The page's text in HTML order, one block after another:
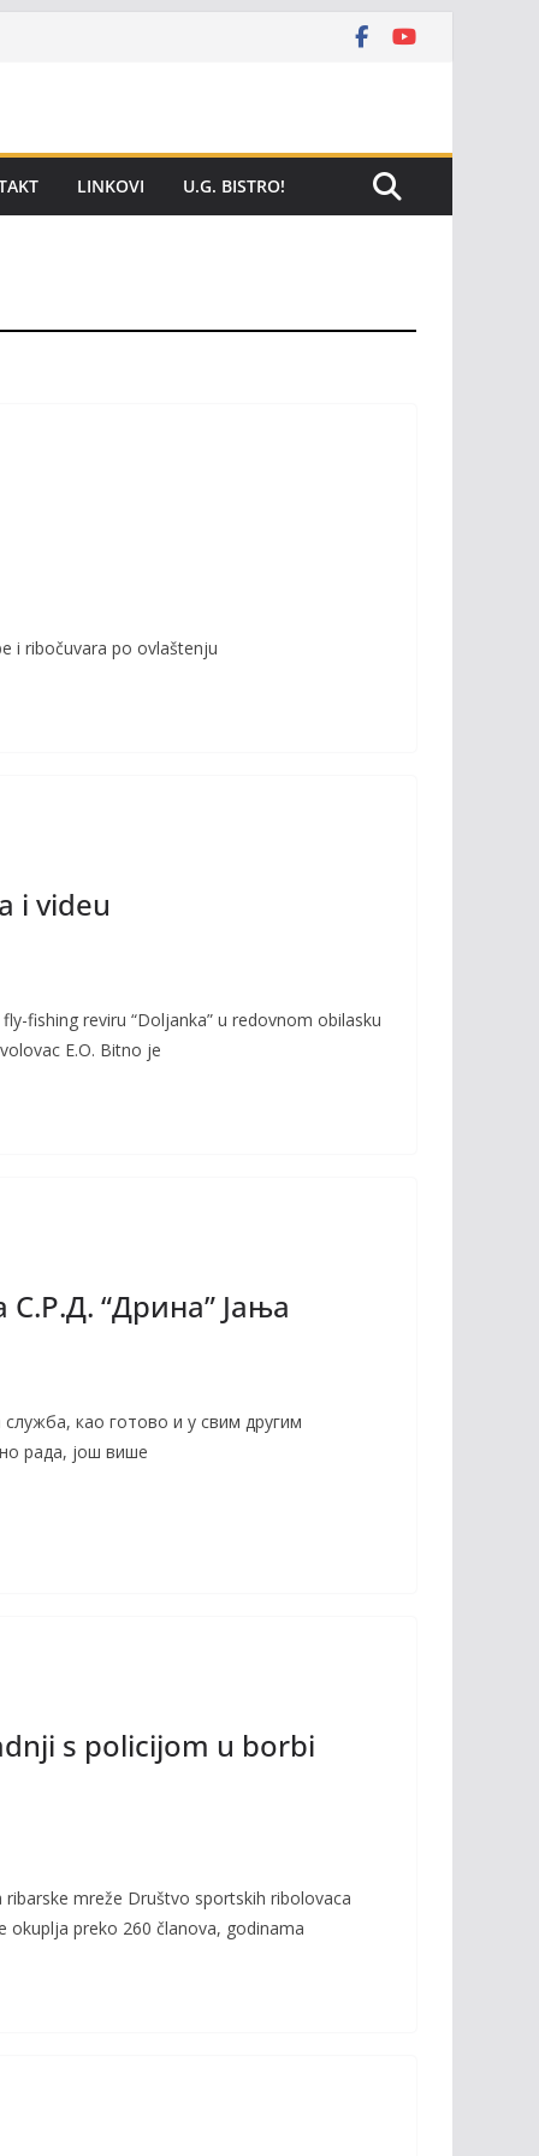
LINKOVI U.G. BISTRO!
i ribočuvara po ovlaštenju
i videu
fishing reviru “Doljanka” u redovnom obilasku
E.O. Bitno je
С.Р.Д. “Дрина” Jaњa
као готово и у свим другим
рада, још више
s policijom u borbi
ribarske mreže Društvo sportskih ribolovaca
okuplja preko 260 članova, godinama